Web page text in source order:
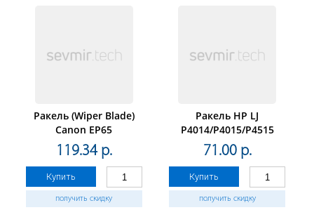
Ракель (Wiper Blade)
Canon EP65
iR1600/1610/2016/2018/2020/2022/2025/2030
(ELP Imaging®)
119.34 р.
Купить
получить скидку
Ракель HP LJ
P4014/P4015/P4515
(LP168) Булат r-
Line(AGHPLJ4014090-1)
71.00 р.
Купить
получить скидку